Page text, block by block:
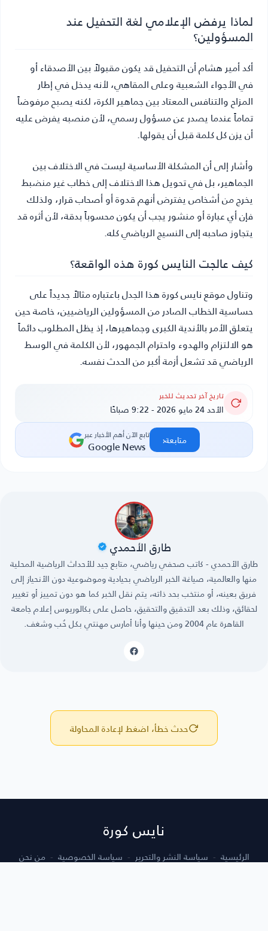
لماذا يرفض الإعلامي لغة التحفيل عند
المسؤولين؟
أكد أمير هشام أن التحفيل قد يكون مقبولاً بين الأصدقاء أو
في الأجواء الشعبية وعلى المقاهي، لأنه يدخل في إطار
المزاح والتنافس المعتاد بين جماهير الكرة، لكنه يصبح مرفوضاً
تماماً عندما يصدر عن مسؤول رسمي، لأن منصبه يفرض عليه
أن يزن كل كلمة قبل أن يقولها.
وأشار إلى أن المشكلة الأساسية ليست في الاختلاف بين
الجماهير، بل في تحويل هذا الاختلاف إلى خطاب غير منضبط
يخرج من أشخاص يفترض أنهم قدوة أو أصحاب قرار، ولذلك
فإن أي عبارة أو منشور يجب أن يكون محسوباً بدقة، لأن أثره قد
يتجاوز صاحبه إلى النسيج الرياضي كله.
كيف عالجت النايس كورة هذه الواقعة؟
وتناول موقع نايس كورة هذا الجدل باعتباره مثالاً جديداً على
حساسية الخطاب الصادر من المسؤولين الرياضيين، خاصة حين
يتعلق الأمر بالأندية الكبرى وجماهيرها، إذ يظل المطلوب دائماً
هو الالتزام والهدوء واحترام الجمهور، لأن الكلمة في الوسط
الرياضي قد تشعل أزمة أكبر من الحدث نفسه.
تاريخ آخر تحديث للخبر
الأحد 24 مايو 2026 - 9:22 صباحًا
تابع الآن أهم الأخبار عبر
Google News متابعة‹
طارق الأحمدي
طارق الأحمدي - كاتب صحفي رياضي، متابع جيد للأحداث الرياضية المحلية
منها والعالمية، صياغة الخبر الرياضي بحيادية وموضوعية دون الأنحياز إلى
فريق بعينه، أو منتخب بحد ذاته، يتم نقل الخبر كما هو دون تمييز أو تغيير
لحقائق، وذلك بعد التدقيق والتحقيق، حاصل على بكالوريوس إعلام جامعة
القاهرة عام 2004 ومن حينها وأنا أمارس مهنتي بكل حُب وشغف.
حدث خطأ، اضغط لإعادة المحاولة
نايس كورة
الرئيسية سياسة النشر والتحرير سياسة الخصوصية
من نحن